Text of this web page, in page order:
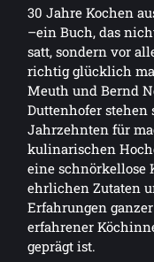
30 Jahre Kochen
–ein Buch, das
satt, sondern vor
richtig glücklich
Meuth und Bernd
Duttenhofer stehen
Jahrzehnten für
kulinarischen
eine schnörkellose
ehrlichen Zutaten
Erfahrungen
erfahrener
geprägt ist.